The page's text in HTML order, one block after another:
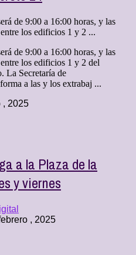
de 9:00 a 16:00 horas, y las
los edificios 1 y 2 ...
de 9:00 a 16:00 horas, y las
los edificios 1 y 2 del
La Secretaría de
a las y los extrabaj ...
, 2025
a la Plaza de la
y viernes
, 2025